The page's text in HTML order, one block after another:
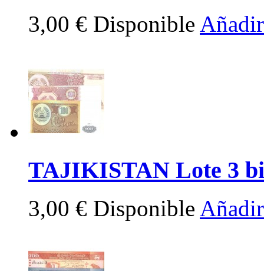
3,00 € Disponible
TAJIKISTAN Lote 3
3,00 € Disponible